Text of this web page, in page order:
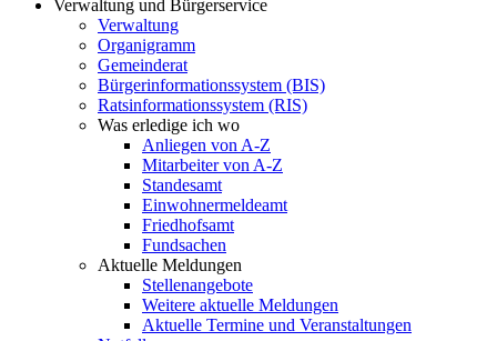
Verwaltung und Bürgerservice
Verwaltung
Organigramm
Gemeinderat
Bürgerinformationssystem (BIS)
Ratsinformationssystem (RIS)
Was erledige ich wo
Anliegen von A-Z
Mitarbeiter von A-Z
Standesamt
Einwohnermeldeamt
Friedhofsamt
Fundsachen
Aktuelle Meldungen
Stellenangebote
Weitere aktuelle Meldungen
Aktuelle Termine und Veranstaltungen